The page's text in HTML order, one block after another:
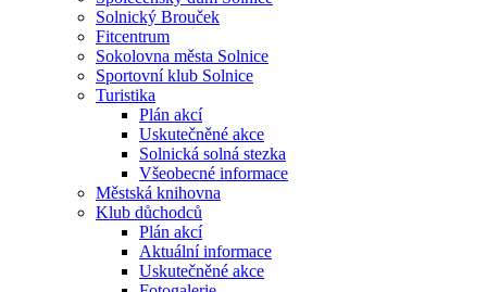
Solnický Brouček
Fitcentrum
Sokolovna města Solnice
Sportovní klub Solnice
Turistika
Plán akcí
Uskutečněné akce
Solnická solná stezka
Všeobecné informace
Městská knihovna
Klub důchodců
Plán akcí
Aktuální informace
Uskutečněné akce